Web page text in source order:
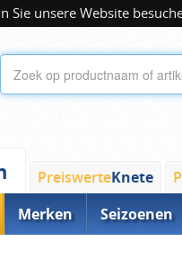
Sie unsere Website
PreiswerteKnete
Merken Seizoenen